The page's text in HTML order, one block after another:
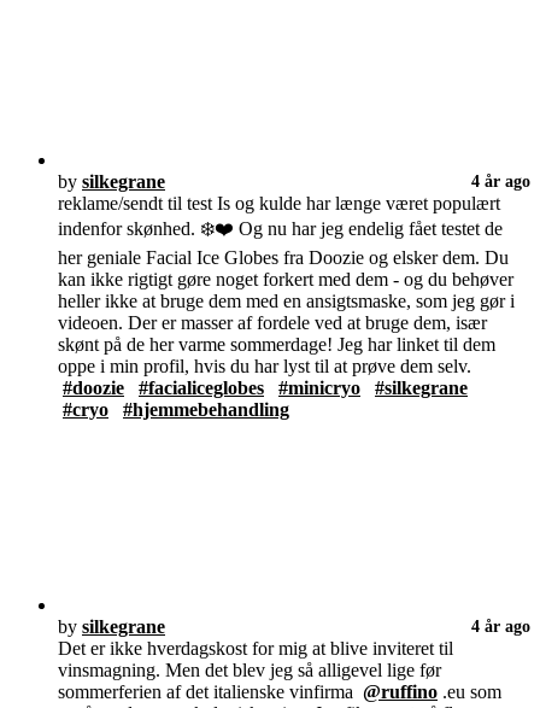
by silkegrane 4 år ago
reklame/sendt til test Is og kulde har længe været populært
indenfor skønhed. ❄️❤️ Og nu har jeg endelig fået testet de
her geniale Facial Ice Globes fra Doozie og elsker dem. Du
kan ikke rigtigt gøre noget forkert med dem - og du behøver
heller ikke at bruge dem med en ansigtsmaske, som jeg gør i
videoen. Der er masser af fordele ved at bruge dem, især
skønt på de her varme sommerdage! Jeg har linket til dem
oppe i min profil, hvis du har lyst til at prøve dem selv.
#doozie
#facialiceglobes #minicryo
#silkegrane
#cryo
#hjemmebehandling
by silkegrane 4 år ago
Det er ikke hverdagskost for mig at blive inviteret til
vinsmagning. Men det blev jeg så alligevel lige før
sommerferien af det italienske vinfirma @ruffino .eu som